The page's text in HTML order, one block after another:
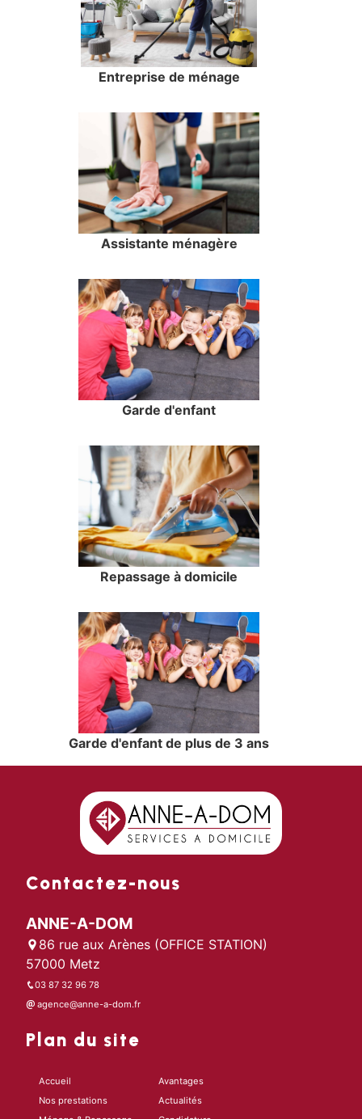
Entreprise de ménage
Assistante ménagère
Garde d'enfant
Repassage à domicile
Garde d'enfant de plus de 3 ans
Contactez-nous
ANNE-A-DOM
86 rue aux Arènes (OFFICE STATION)
57000 Metz
03 87 32 96 78
agence@anne-a-dom.fr
Plan du site
Accueil
Nos prestations
Avantages
Actualités